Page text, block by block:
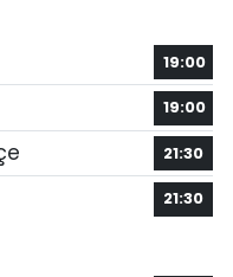
19:00
19:00
21:30
21:30